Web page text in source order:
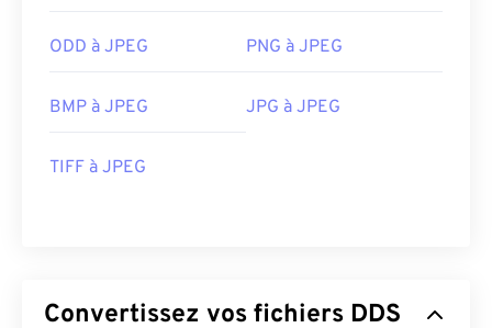
ODD à JPEG PNG à JPEG
BMP à JPEG JPG à JPEG
TIFF à JPEG
Convertissez vos fichiers DDS